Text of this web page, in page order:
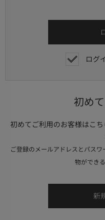
ログ
初め
初めてご利用のお客様はこ
ご登録のメールアドレスとパス
物ができ